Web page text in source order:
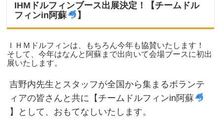
IHMドルフィンブース出展決定！【チームドル
フィンin阿蘇
】
ＩＨＭドルフィンは、もちろん今年も協賛いたします！
そして、今年はなんと阿蘇まで出向いて会場ブースに初出
展いたします。
吉野内先生とスタッフが全国から集まるボランテ
ィアの皆さんと共に【チームドルフィンin阿蘇
】として、おもてなしいたします。